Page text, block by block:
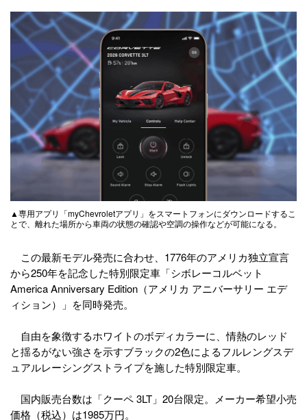
▲専用アプリ「myChevroletアプリ」をスマートフォンにダウンロードするこ
とで、離れた場所から車両の状態の確認や空調の操作などが可能になる。
この最新モデル発売に合わせ、1776年のアメリカ独立宣言
から250年を記念した特別限定車「シボレーコルベット
America Anniversary Edition（アメリカ アニバーサリー エデ
ィション）」を同時発売。
自由を象徴するホワイトのボディカラーに、情熱のレッド
と揺るがない強さを示すブラックの2色によるフルレングスデ
ュアルレーシングストライプを施した特別限定車。
国内販売台数は「クーペ 3LT」20台限定。メーカー希望小売
価格（税込）は1985万円。